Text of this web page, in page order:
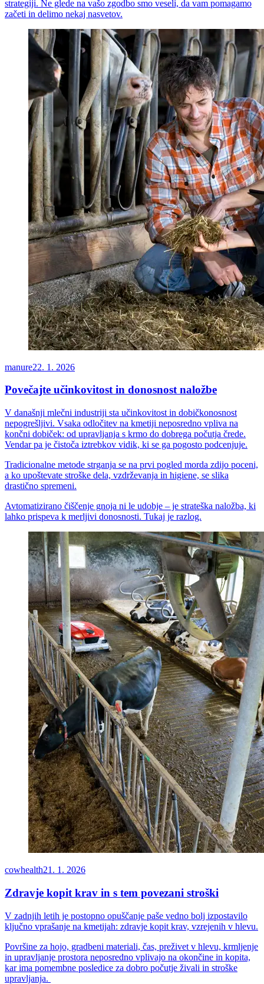
strategiji. Ne glede na vašo zgodbo smo veseli, da vam pomagamo
začeti in delimo nekaj nasvetov.
manure22. 1. 2026
Povečajte učinkovitost in donosnost naložbe
V današnji mlečni industriji sta učinkovitost in dobičkonosnost
nepogrešljivi. Vsaka odločitev na kmetiji neposredno vpliva na
končni dobiček: od upravljanja s krmo do dobrega počutja črede.
Vendar pa je čistoča iztrebkov vidik, ki se ga pogosto podcenjuje.
Tradicionalne metode strganja se na prvi pogled morda zdijo poceni,
a ko upoštevate stroške dela, vzdrževanja in higiene, se slika
drastično spremeni.
Avtomatizirano čiščenje gnoja ni le udobje – je strateška naložba, ki
lahko prispeva k merljivi donosnosti. Tukaj je razlog.
cowhealth21. 1. 2026
Zdravje kopit krav in s tem povezani stroški
V zadnjih letih je postopno opuščanje paše vedno bolj izpostavilo
ključno vprašanje na kmetijah: zdravje kopit krav, vzrejenih v hlevu.
Površine za hojo, gradbeni materiali, čas, preživet v hlevu, krmljenje
in upravljanje prostora neposredno vplivajo na okončine in kopita,
kar ima pomembne posledice za dobro počutje živali in stroške
upravljanja.